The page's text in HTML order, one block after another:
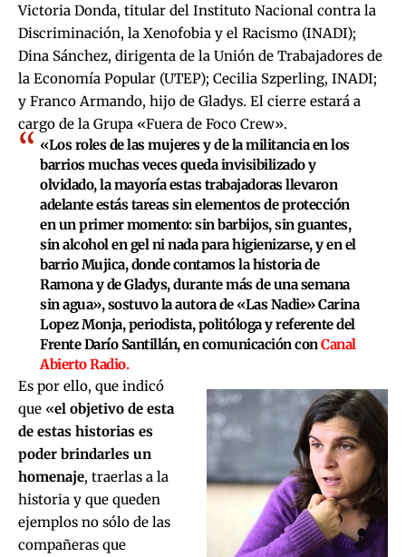
Victoria Donda, titular del Instituto Nacional contra la
Discriminación, la Xenofobia y el Racismo (INADI);
Dina Sánchez, dirigenta de la Unión de Trabajadores de
la Economía Popular (UTEP); Cecilia Szperling, INADI;
y Franco Armando, hijo de Gladys. El cierre estará a
cargo de la Grupa «Fuera de Foco Crew».
«Los roles de las mujeres y de la militancia en los
barrios muchas veces queda invisibilizado y
olvidado, la mayoría estas trabajadoras llevaron
adelante estás tareas sin elementos de protección
en un primer momento: sin barbijos, sin guantes,
sin alcohol en gel ni nada para higienizarse, y en el
barrio Mujica, donde contamos la historia de
Ramona y de Gladys, durante más de una semana
sin agua», sostuvo la autora de «Las Nadie» Carina
Lopez Monja, periodista, politóloga y referente del
Frente Darío Santillán, en comunicación con Canal
Abierto Radio.
Es por ello, que indicó
que «el objetivo de esta
de estas historias es
poder brindarles un
homenaje, traerlas a la
historia y que queden
ejemplos no sólo de las
compañeras que